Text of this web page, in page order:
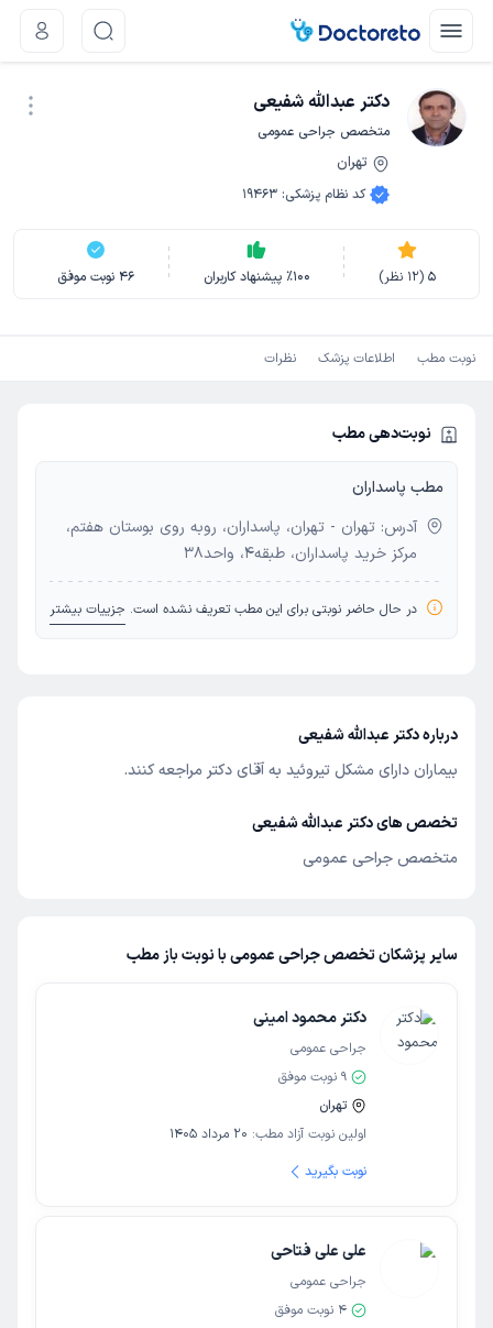
دکتر عبدالله شفیعی
متخصص جراحی عمومی
تهران
کد نظام پزشکی:
19463
5
(
12 نظر) ٪100 پیشنهاد کاربران 46 نوبت موفق
نوبت مطب اطلاعات پزشک نظرات
نوبت‌دهی مطب
مطب پاسداران
آدرس: تهران - تهران، پاسداران، روبه روی بوستان هفتم،
مرکز خرید پاسداران، طبقه4، واحد38
در حال حاضر نوبتی برای این مطب تعریف نشده است. جزییات بیشتر
درباره دکتر عبدالله شفیعی
بیماران دارای مشکل تیروئید به آقای دکتر مراجعه کنند.
تخصص های دکتر عبدالله شفیعی
متخصص جراحی عمومی
سایر پزشکان تخصص جراحی عمومی با نوبت باز مطب
دکتر محمود امینی
جراحی عمومی
9 نوبت موفق
تهران
اولین نوبت آزاد مطب: 20 مرداد 1405
نوبت بگیرید
علی علی فتاحی
جراحی عمومی
4 نوبت موفق